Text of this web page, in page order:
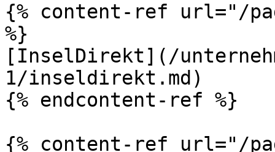
{% content-ref url="/
%}
[InselDirekt](/
1/inseldirekt.md)
{% endcontent-ref %}
{% content-ref url="/